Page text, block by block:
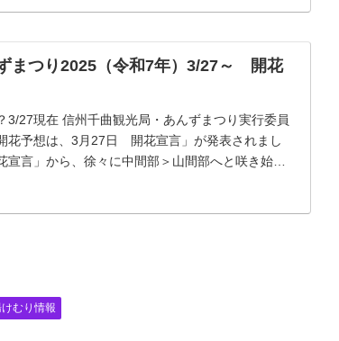
まつり2025（令和7年）3/27～ 開花
3/27現在 信州千曲観光局・あんずまつり実行委員
花予想は、3月27日 開花宣言」が発表されまし
言」から、徐々に中間部＞山間部へと咲き始め
むり情報